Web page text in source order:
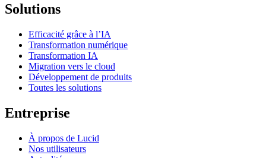
Solutions
Efficacité grâce à l’IA
Transformation numérique
Transformation IA
Migration vers le cloud
Développement de produits
Toutes les solutions
Entreprise
À propos de Lucid
Nos utilisateurs